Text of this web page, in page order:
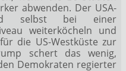
abwenden. Der USA-
selbst bei einer
weiterköcheln und
die US-Westküste zur
schert das wenig,
Demokraten regierter